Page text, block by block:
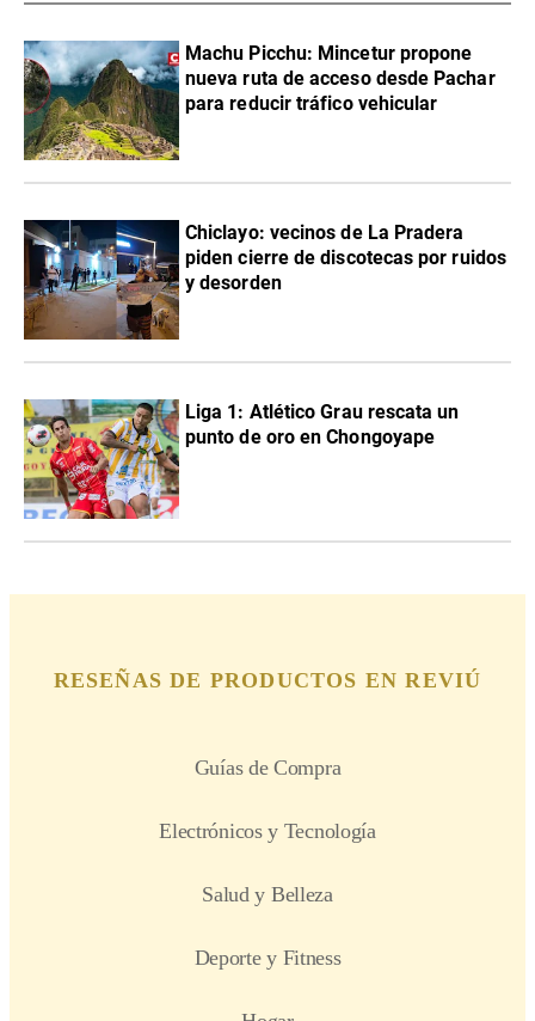
Machu Picchu: Mincetur propone
nueva ruta de acceso desde Pachar
para reducir tráfico vehicular
Chiclayo: vecinos de La Pradera
piden cierre de discotecas por ruidos
y desorden
Liga 1: Atlético Grau rescata un
punto de oro en Chongoyape